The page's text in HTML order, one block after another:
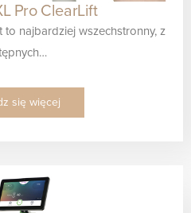
Pro ClearLift
to najbardziej wszechstronny, z
się więcej